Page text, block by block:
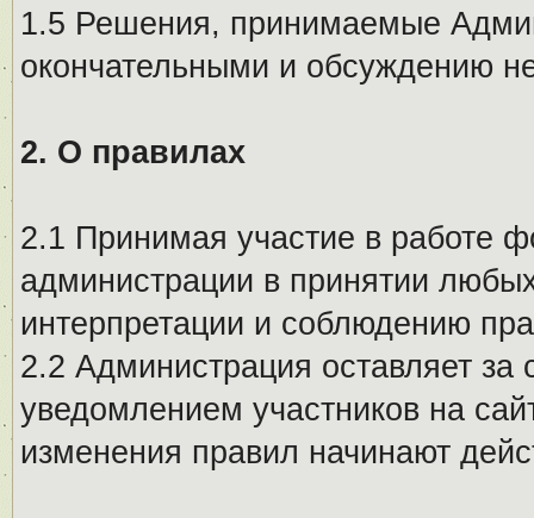
1.5 Решения, принимаемые
окончательными и обсуждению
2. О правилах
2.1 Принимая участие в работе
администрации в принятии
интерпретации и соблюдению
2.2 Администрация оставляет
уведомлением участников на
изменения правил начинают